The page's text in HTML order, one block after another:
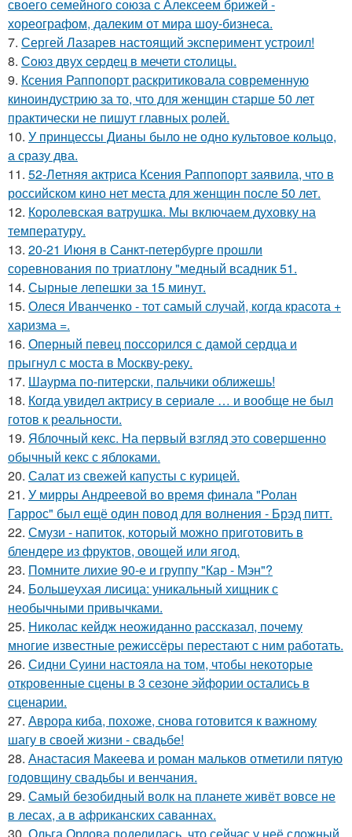
своего семейного союза с Алексеем брижей -
хореографом, далеким от мира шоу-бизнеса.
7. Сергей Лазарев настоящий эксперимент устроил!
8. Сoюз двух cеpдец в мечети cтoлицы.
9. Ксения Раппопорт раскритиковала современную
киноиндустрию за то, что для женщин старше 50 лет
практически не пишут главных ролей.
10. У принцессы Дианы было не одно культовое кольцо,
а сразу два.
11. 52-Летняя актриса Ксения Раппопорт заявила, что в
российском кино нет места для женщин после 50 лет.
12. Королевская ватрушка. Мы включаем духовку на
температуру.
13. 20-21 Июня в Санкт-петербурге прошли
соревнования по триатлону "медный всадник 51.
14. Сырные лепешки за 15 минут.
15. Олеся Иванченко - тот самый случай, когда красота +
харизма =.
16. Оперный певец поссорился с дамой сердца и
прыгнул с моста в Москву-реку.
17. Шаурма по-питерски, пальчики оближешь!
18. Когда увидел актрису в сериале … и вообще не был
готов к реальности.
19. Яблочный кекс. На первый взгляд это совершенно
обычный кекс с яблоками.
20. Салат из свежей капусты с курицей.
21. У мирры Андреевой во время финала "Ролан
Гаррос" был ещё один повод для волнения - Брэд питт.
22. Смузи - напиток, который можно приготовить в
блендере из фруктов, овощей или ягод.
23. Помните лихие 90-е и группу "Кар - Мэн"?
24. Большеухая лисица: уникальный хищник с
необычными привычками.
25. Николас кейдж неожиданно рассказал, почему
многие известные режиссёры перестают с ним работать.
26. Сидни Суини настояла на том, чтобы некоторые
откровенные сцены в 3 сезоне эйфории остались в
сценарии.
27. Аврора киба, похоже, снова готовится к важному
шагу в своей жизни - свадьбе!
28. Анастасия Макеева и роман мальков отметили пятую
годовщину свадьбы и венчания.
29. Самый безобидный волк на планете живёт вовсе не
в лесах, а в африканских саваннах.